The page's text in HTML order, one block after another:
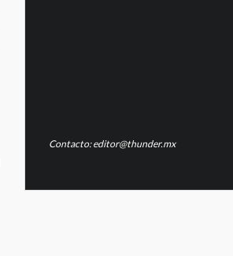
Contacto: editor@thunder.mx